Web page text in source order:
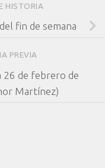
HISTORIA
fin de semana
PREVIA
26 de febrero de
Martínez)